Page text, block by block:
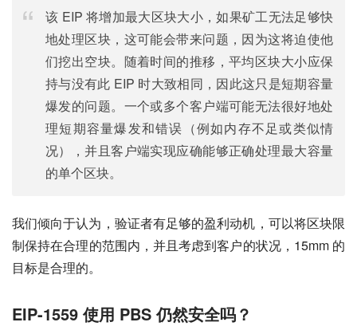
该 EIP 将增加最大区块大小，如果矿工无法足够快
地处理区块，这可能会带来问题，因为这将迫使他
们挖出空块。随着时间的推移，平均区块大小应保
持与没有此 EIP 时大致相同，因此这只是短期容量
爆发的问题。一个或多个客户端可能无法很好地处
理短期容量爆发和错误（例如内存不足或类似情
况），并且客户端实现应确能够正确处理最大容量
的单个区块。
我们倾向于认为，验证者有足够的盈利动机，可以将区块限
制保持在合理的范围内，并且考虑到客户的状况，15mm 的
目标是合理的。
EIP-1559 使用 PBS 仍然安全吗？